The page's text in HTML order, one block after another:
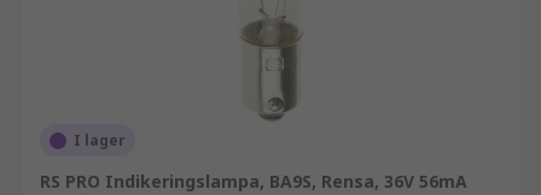
I lager
RS PRO Indikeringslampa, BA9S, Rensa, 36V 56mA